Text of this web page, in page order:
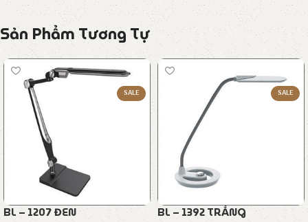
Sản Phẩm Tương Tự
SALE
BL – 1207 ĐEN
SALE
BL – 1392 TRẮNG